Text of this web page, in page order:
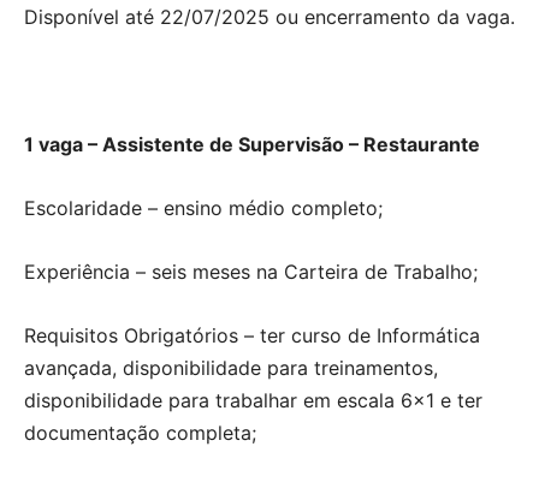
Disponível até 22/07/2025 ou encerramento da vaga.
1 vaga – Assistente de Supervisão – Restaurante
Escolaridade – ensino médio completo;
Experiência – seis meses na Carteira de Trabalho;
Requisitos Obrigatórios – ter curso de Informática
avançada, disponibilidade para treinamentos,
disponibilidade para trabalhar em escala 6×1 e ter
documentação completa;